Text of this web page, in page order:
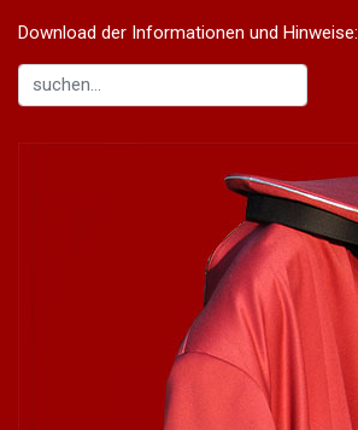
Download der Informationen und Hinweise: